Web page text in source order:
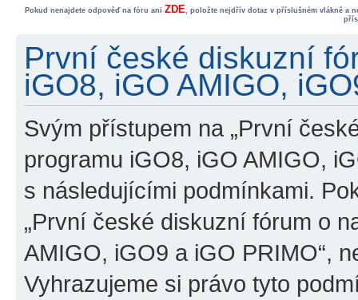
Pokud nenajdete odpověď na fóru ani ZDE, položte nejdřív dotaz v příslušném vlákně a
První české diskuzní
iGO8, iGO AMIGO,
Svým přístupem na „První
programu iGO8, iGO AMIGO,
s následujícími podmínkami.
„První české diskuzní fórum o
AMIGO, iGO9 a iGO PRIMO“,
Vyhrazujeme si právo tyto